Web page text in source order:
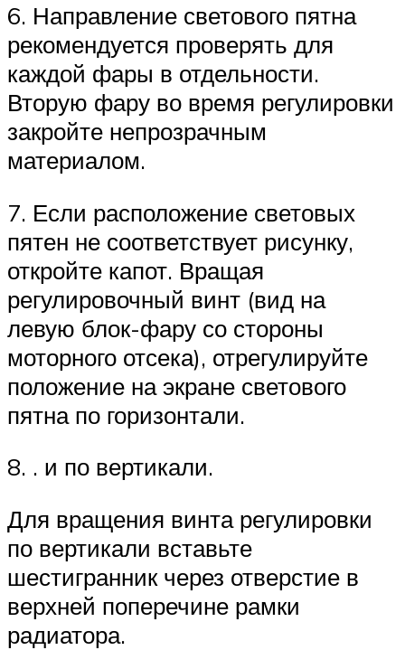
6. Направление светового пятна
рекомендуется проверять для
каждой фары в отдельности.
Вторую фару во время регулировки
закройте непрозрачным
материалом.
7. Если расположение световых
пятен не соответствует рисунку,
откройте капот. Вращая
регулировочный винт (вид на
левую блок-фару со стороны
моторного отсека), отрегулируйте
положение на экране светового
пятна по горизонтали.
8. . и по вертикали.
Для вращения винта регулировки
по вертикали вставьте
шестигранник через отверстие в
верхней поперечине рамки
радиатора.